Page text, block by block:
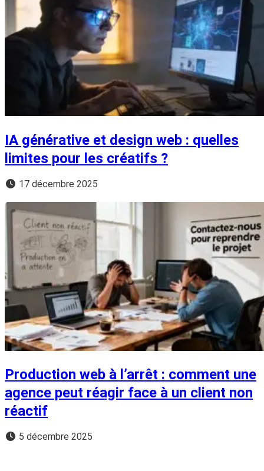
IA générative et design web : quelles
limites pour les créatifs ?
17 décembre 2025
Production web à l’arrêt : comment une
agence peut réagir face à un client non
réactif
5 décembre 2025